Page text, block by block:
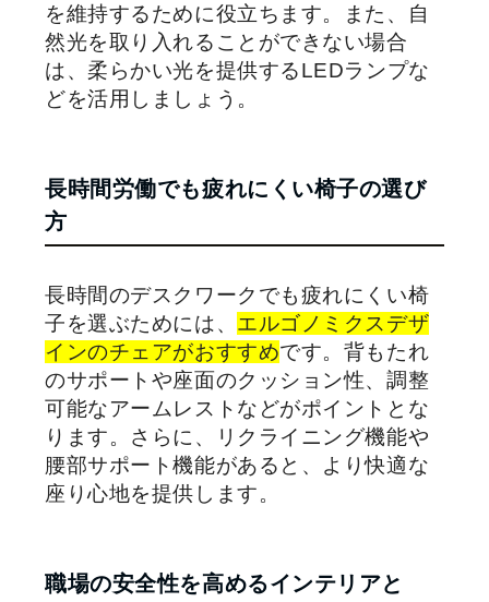
を維持するために役立ちます。また、自
然光を取り入れることができない場合
は、柔らかい光を提供するLEDランプな
どを活用しましょう。
長時間労働でも疲れにくい椅子の選び
方
長時間のデスクワークでも疲れにくい椅
子を選ぶためには、 エルゴノミクスデザ
インのチェアがおすすめです。背もたれ
のサポートや座面のクッション性、調整
可能なアームレストなどがポイントとな
ります。さらに、リクライニング機能や
腰部サポート機能があると、より快適な
座り心地を提供します。
職場の安全性を高めるインテリアと